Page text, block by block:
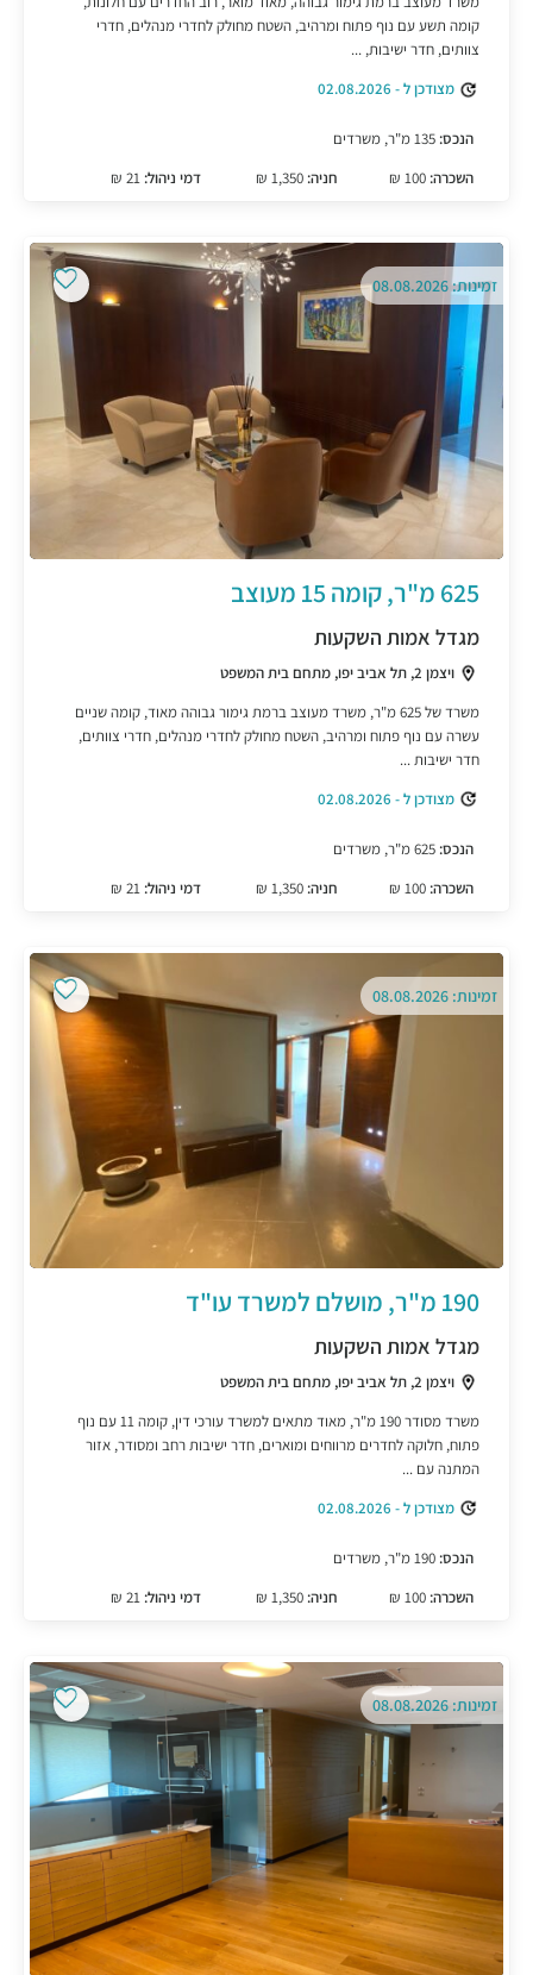
קומה תשע עם נוף פתוח ומרהיב, השטח מחולק לחדרי מנהלים, חדרי
צוותים, חדר ישיבות, ...
מצודכן ל - 02.08.2026
הנכס:
השכרה:
חניה: 1,350 ₪ דמי ניהול:
זמינות: 08.08.2026
625 מ"ר, קומה 15 מעוצב
מגדל אמות השקעות
ויצמן 2, תל אביב יפו, מתחם בית המשפט
משרד של 625 מ"ר, משרד מעוצב ברמת גימור גבוהה מאוד, קומה שניים
עשרה עם נוף פתוח ומרהיב, השטח מחולק לחדרי מנהלים, חדרי צוותים,
חדר ישיבות ...
מצודכן ל - 02.08.2026
הנכס:
השכרה:
חניה: 1,350 ₪ דמי ניהול:
זמינות: 08.08.2026
190 מ"ר, מושלם למשרד עו"ד
מגדל אמות השקעות
ויצמן 2, תל אביב יפו, מתחם בית המשפט
משרד מסודר 190 מ"ר, מאוד מתאים למשרד עורכי דין, קומה 11 עם נוף
פתוח, חלוקה לחדרים מרווחים ומוארים, חדר ישיבות רחב ומסודר, אזור
המתנה עם ...
מצודכן ל - 02.08.2026
הנכס:
השכרה:
חניה: 1,350 ₪ דמי ניהול:
זמינות: 08.08.2026